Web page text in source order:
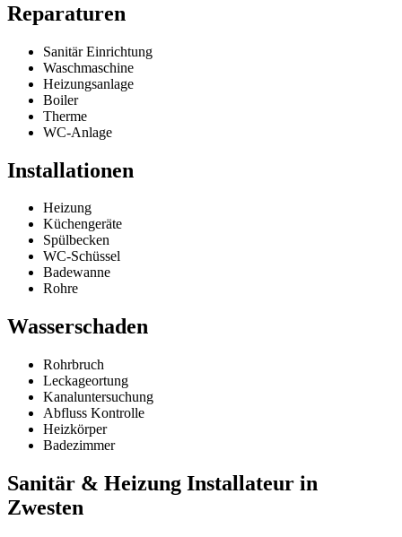
Reparaturen
Sanitär Einrichtung
Waschmaschine
Heizungsanlage
Boiler
Therme
WC-Anlage
Installationen
Heizung
Küchengeräte
Spülbecken
WC-Schüssel
Badewanne
Rohre
Wasserschaden
Rohrbruch
Leckageortung
Kanaluntersuchung
Abfluss Kontrolle
Heizkörper
Badezimmer
Sanitär & Heizung Installateur in
Zwesten